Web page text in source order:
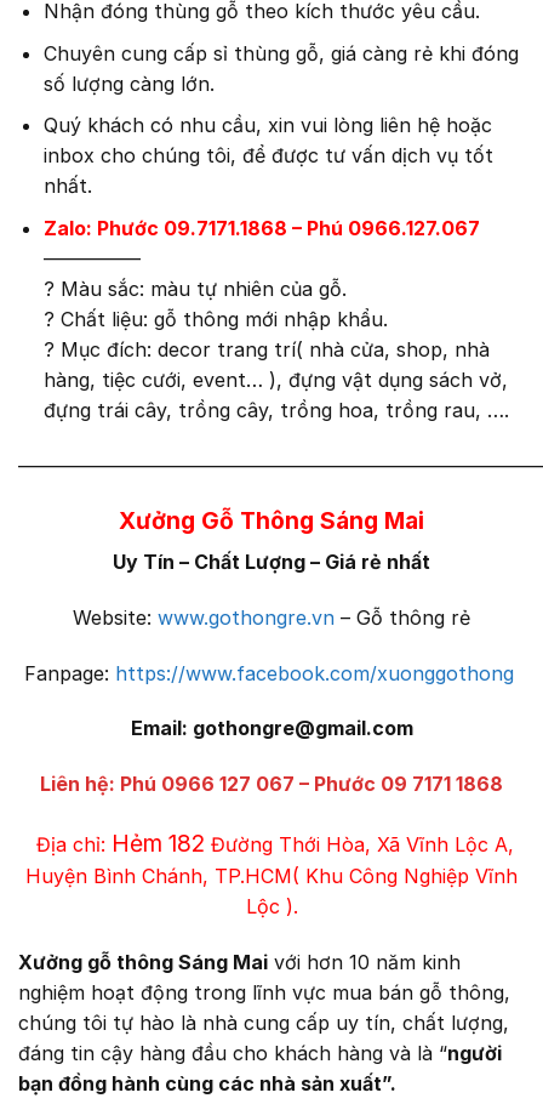
Nhận đóng thùng gỗ theo kích thước yêu cầu.
Chuyên cung cấp sỉ thùng gỗ, giá càng rẻ khi đóng
số lượng càng lớn.
Quý khách có nhu cầu, xin vui lòng liên hệ hoặc
inbox cho chúng tôi, để được tư vấn dịch vụ tốt
nhất.
Zalo: Phước 09.7171.1868 – Phú 0966.127.067
—————
? Màu sắc: màu tự nhiên của gỗ.
? Chất liệu: gỗ thông mới nhập khẩu.
? Mục đích: decor trang trí( nhà cửa, shop, nhà
hàng, tiệc cưới, event… ), đựng vật dụng sách vở,
đựng trái cây, trồng cây, trồng hoa, trồng rau, ….
Xưởng Gỗ Thông Sáng Mai
Uy Tín – Chất Lượng – Giá rẻ nhất
Website: www.gothongre.vn – Gỗ thông rẻ
Fanpage: https://www.facebook.com/xuonggothong
Email: gothongre@gmail.com
Liên hệ: Phú 0966 127 067 – Phước 09 7171 1868
Địa chỉ: Hẻm 182 Đường Thới Hòa, Xã Vĩnh Lộc A,
Huyện Bình Chánh, TP.HCM( Khu Công Nghiệp Vĩnh
Lộc ).
Xưởng gỗ thông Sáng Mai với hơn 10 năm kinh
nghiệm hoạt động trong lĩnh vực mua bán gỗ thông,
chúng tôi tự hào là nhà cung cấp uy tín, chất lượng,
đáng tin cậy hàng đầu cho khách hàng và là “người
bạn đồng hành cùng các nhà sản xuất”.